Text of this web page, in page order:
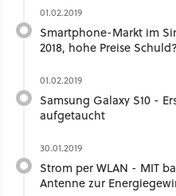
01.02.2019
Smartphone-Markt im
2018, hohe Preise Schuld?
01.02.2019
Samsung Galaxy S10 -
aufgetaucht
30.01.2019
Strom per WLAN - MIT
Antenne zur